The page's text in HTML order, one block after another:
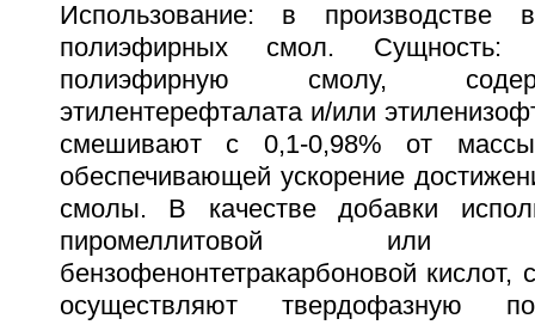
Использование: в производстве
полиэфирных смол. Сущность:
полиэфирную смолу,
этилентерефталата и/или
смешивают с 0,1-0,98% от
обеспечивающей ускорение
смолы. В качестве добавки
пиромеллитовой
бензофенонтетракарбоновой кислот,
осуществляют твердофазную